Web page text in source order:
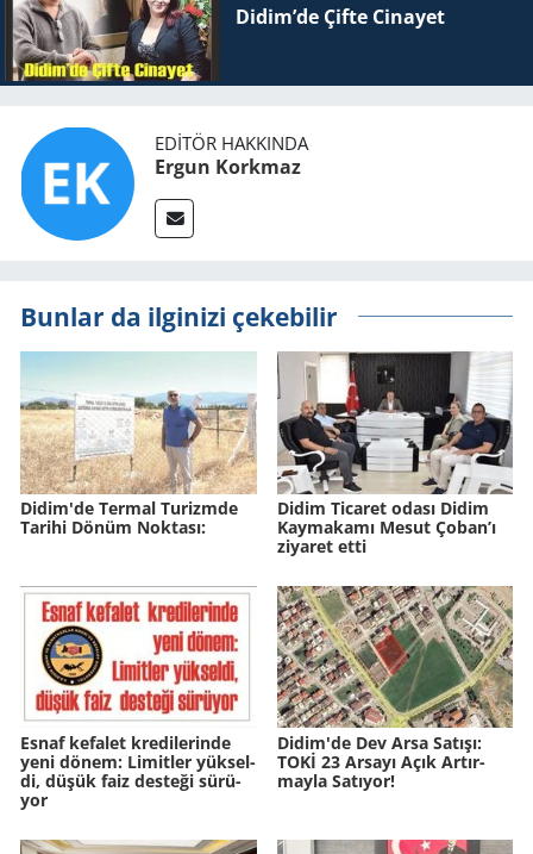
Didim’de Çifte Ci­na­yet
EDITÖR HAKKINDA
Ergun Korkmaz
Bunlar da ilginizi çekebilir
Didim'de Ter­mal Tu­rizm­de
Ta­ri­hi Dönüm Nok­ta­sı:
Didim Ticaret odası Didim
Kaymakamı Mesut Çoban’ı
ziyaret etti
Esnaf ke­fa­let kre­di­le­rin­de
yeni dönem: Li­mit­ler yük­sel­
di, düşük faiz des­te­ği sü­rü­
yor
Didim'de Dev Arsa Sa­tı­şı:
TOKİ 23 Ar­sa­yı Açık Ar­tır­
may­la Sa­tı­yor!